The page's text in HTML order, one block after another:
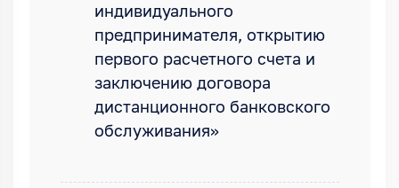
индивидуального
предпринимателя, открытию
первого расчетного счета и
заключению договора
дистанционного банковского
обслуживания»